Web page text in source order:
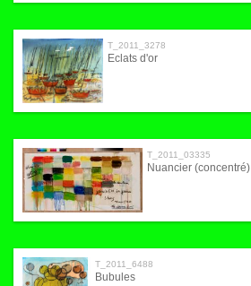
T_2011_3278
Eclats d'or
T_2011_03335
Nuancier (concentré)
T_2011_6488
Bubules